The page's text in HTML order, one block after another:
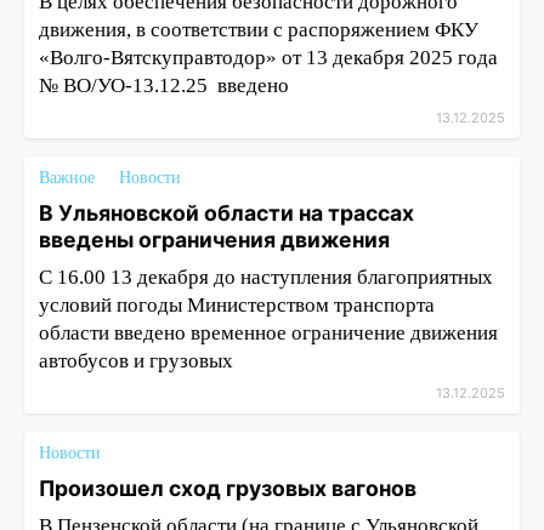
движения, в соответствии с распоряжением ФКУ
«Волго-Вятскуправтодор» от 13 декабря 2025 года
№ ВО/УО-13.12.25 введено
13.12.2025
Важное Новости
В Ульяновской области на трассах
введены ограничения движения
С 16.00 13 декабря до наступления благоприятных
условий погоды Министерством транспорта
области введено временное ограничение движения
автобусов и грузовых
13.12.2025
Новости
Произошел сход грузовых вагонов